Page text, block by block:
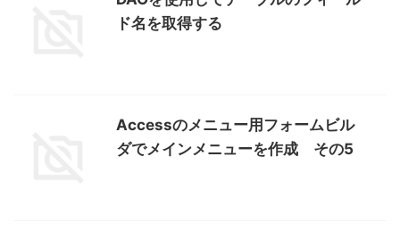
ド名を取得する
Accessのメニュー用フォームビル
ダでメインメニューを作成 その5